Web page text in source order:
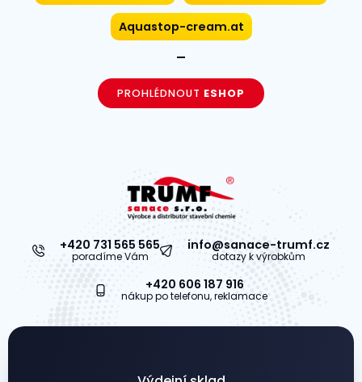
Aquastop-cream.at
PROHLÉDNOUT ESHOP
+420 731 565 565
poradíme Vám
info@sanace-trumf.cz
dotazy k výrobkům
+420 606 187 916
nákup po telefonu, reklamace